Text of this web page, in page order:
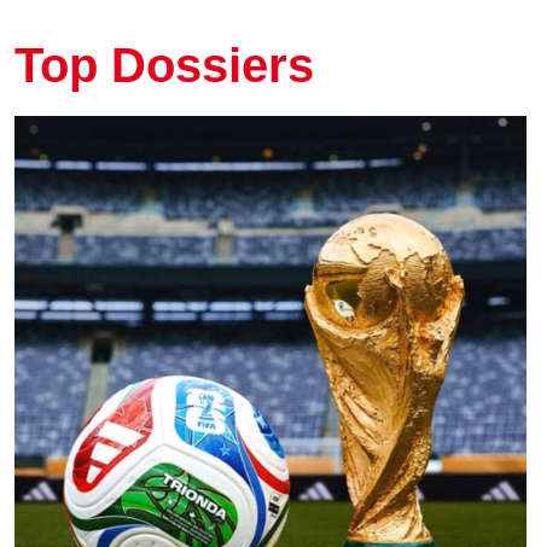
Top Dossiers